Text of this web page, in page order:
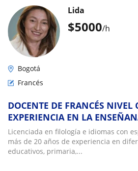
$5000/h
Lida
Bogotá
Francés
DOCENTE DE FRANCÉS
EXPERIENCIA EN LA
Licenciada en filología e idiomas con
más de 20 años de experiencia en
educativos, primaria,...